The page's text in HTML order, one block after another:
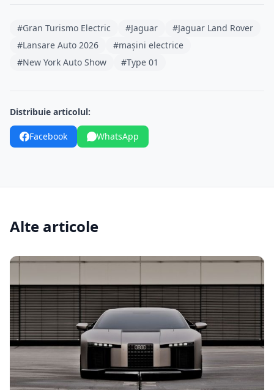
#Gran Turismo Electric #Jaguar
#Jaguar Land Rover
#Lansare Auto 2026
#mașini electrice
#New York Auto Show
#Type 01
Distribuie articolul:
Facebook WhatsApp
Alte articole